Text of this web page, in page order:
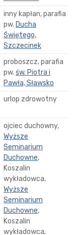
inny kapłan, parafia
pw. Ducha
Świętego,
Szczecinek
proboszcz, parafia
pw. św. Piotra i
Pawła, Sławsko
urlop zdrowotny
ojciec duchowny,
Wyższe
Seminarium
Duchowne,
Koszalin
wykładowca,
Wyższe
Seminarium
Duchowne,
Koszalin
wykładowca,